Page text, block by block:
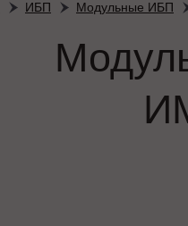
ИБП Модульные ИБП